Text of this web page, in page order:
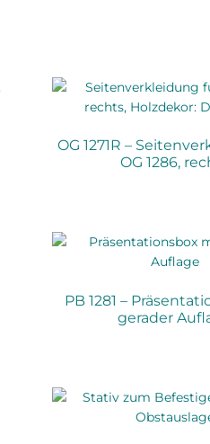
OG 1271R –
OG 1286,
PB 1281 –
gerader